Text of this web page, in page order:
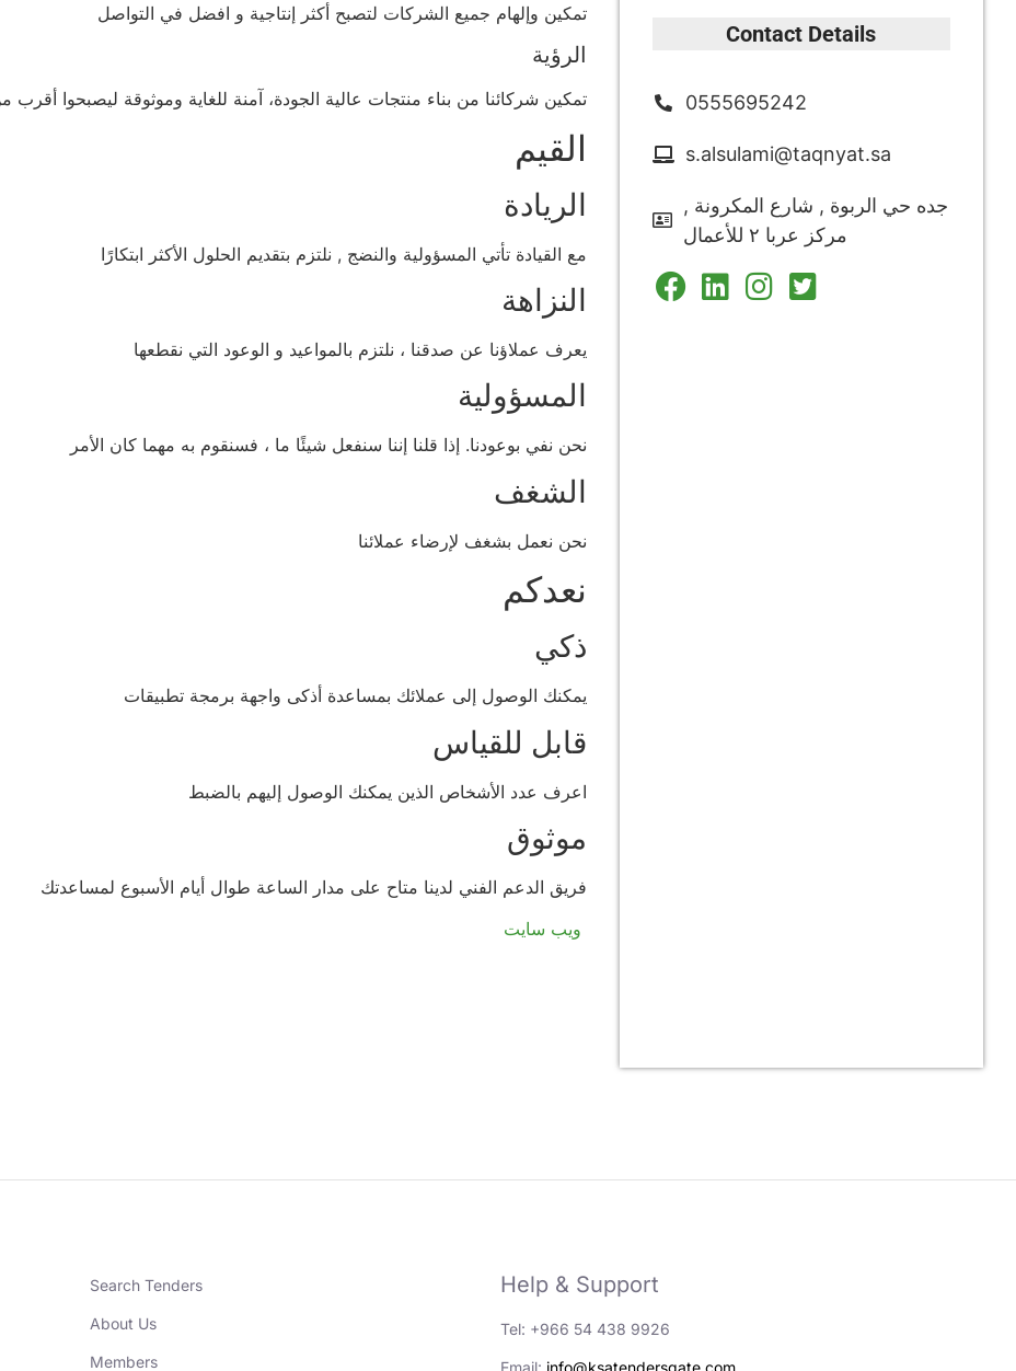
تمكين وإلهام جميع الشركات لتصبح أكثر إنتاجية و افضل في التواصل
الرؤية
تمكين شركائنا من بناء منتجات عالية الجودة، آمنة للغاية وموثوقة ليصبحوا أقرب
القيم
الريادة
مع القيادة تأتي المسؤولية والنضج , نلتزم بتقديم الحلول الأكثر ابتكارًا
النزاهة
يعرف عملاؤنا عن صدقنا ، نلتزم بالمواعيد و الوعود التي نقطعها
المسؤولية
نحن نفي بوعودنا. إذا قلنا إننا سنفعل شيئًا ما ، فسنقوم به مهما كان الأمر
الشغف
نحن نعمل بشغف لإرضاء عملائنا
نعدكم
ذكي
يمكنك الوصول إلى عملائك بمساعدة أذكى واجهة برمجة تطبيقات
قابل للقياس
اعرف عدد الأشخاص الذين يمكنك الوصول إليهم بالضبط
موثوق
فريق الدعم الفني لدينا متاح على مدار الساعة طوال أيام الأسبوع لمساعدتك
Contact Details
0555695242
s.alsulami@taqnyat.sa
جده حي الربوة , شارع المكرونة ,
مركز عربا ٢ للأعمال
Search Tenders
About Us
Members
Help & Support
Tel: +966 54 438 9926
Email: info@ksatendersgate.com